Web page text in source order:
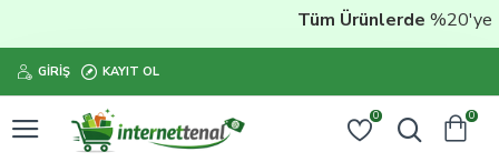
Tüm Ürünlerde%20'ye
GIRIŞ KAYIT OL
0 0